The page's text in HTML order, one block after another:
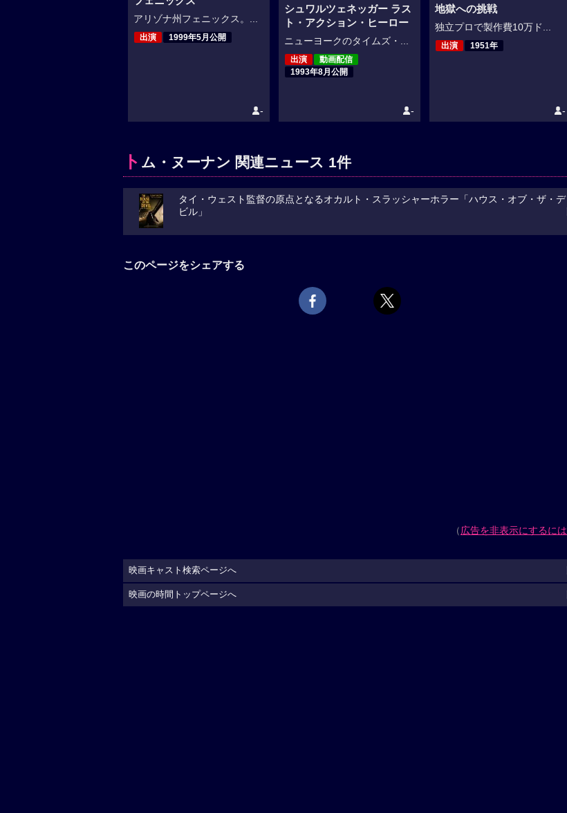
アリゾナ州フェニックス。...
出演 1999年5月公開
-
シュワルツェネッガー ラス
ト・アクション・ヒーロー
ニューヨークのタイムズ・...
出演
動画配信
1993年8月公開
-
地獄への挑戦
独立プロで製作費10万ド...
出演 1951年
-
ト ム・ヌーナン 関連ニュース 1件
タイ・ウェスト監督の原点となるオカルト・スラッシャーホラー「ハウス・オブ・ザ・デ
ビル」
このページをシェアする
（広告を非表示にするには
映画キャスト検索ページへ
映画の時間トップページへ